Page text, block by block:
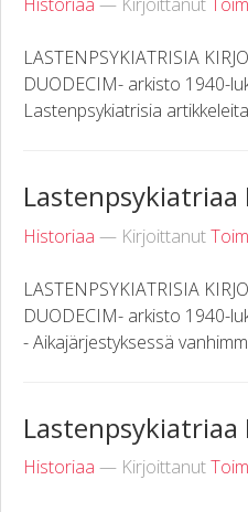
LASTENPSYKIATRISIA
DUODECIM- arkisto 1940-
Lastenpsykiatrisia
Historiaa — Kirjoittanut
LASTENPSYKIATRISIA
DUODECIM- arkisto 1940-
- Aikajärjestyksessä
Historiaa — Kirjoittanut